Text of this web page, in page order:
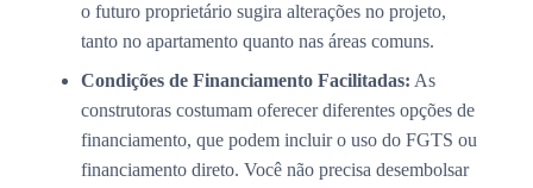
o futuro proprietário sugira alterações no projeto,
tanto no apartamento quanto nas áreas comuns.
Condições de Financiamento Facilitadas: As
construtoras costumam oferecer diferentes opções de
financiamento, que podem incluir o uso do FGTS ou
financiamento direto. Você não precisa desembolsar